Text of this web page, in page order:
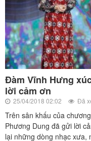
Đàm Vĩnh Hưng
lời cảm ơn
25/04/2018 02:02 Đã
Trên sân khấu của
Phương Dung đã gửi lời
lại những dòng nhạc xưa,